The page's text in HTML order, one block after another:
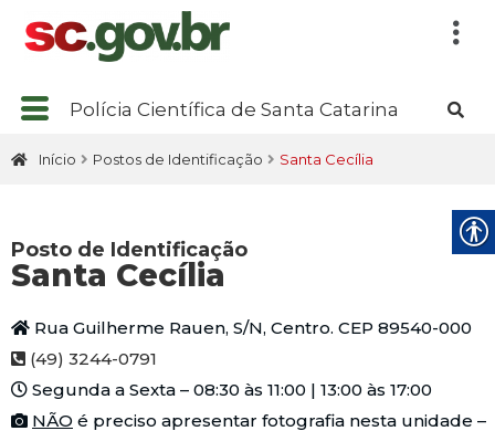
Polícia Científica de Santa Catarina
Início Postos de Identificação Santa Cecília
Posto de Identificação
Santa Cecília
Rua Guilherme Rauen, S/N, Centro. CEP 89540-000
(49) 3244-0791
Segunda a Sexta – 08:30 às 11:00 | 13:00 às 17:00
NÃO é preciso apresentar fotografia nesta unidade –